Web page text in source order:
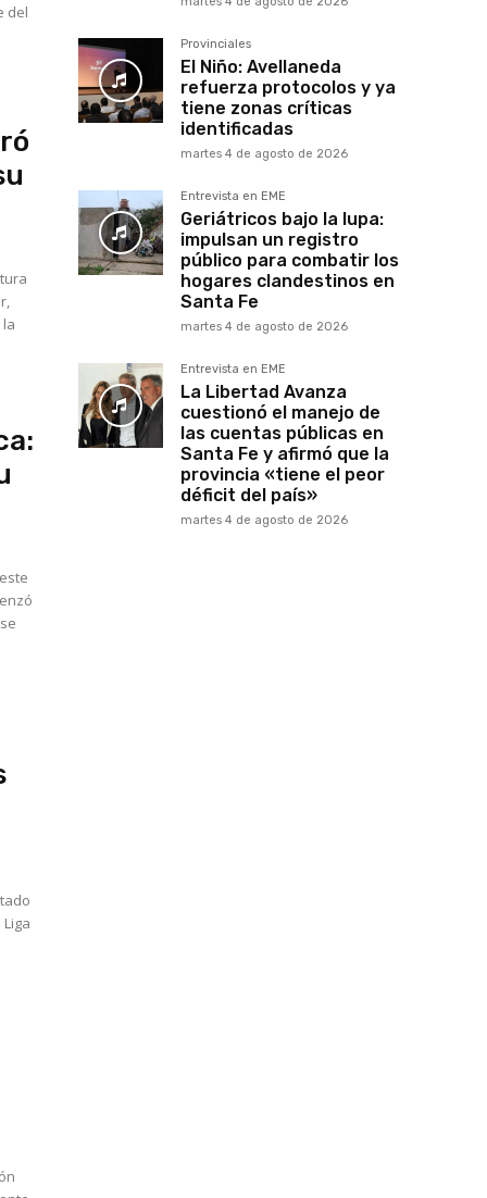
del
Provinciales
El Niño: Avellaneda
refuerza protocolos y ya
tiene zonas críticas
identificadas
martes 4 de agosto de 2026
Entrevista en EME
Geriátricos bajo la lupa:
impulsan un registro
público para combatir los
hogares clandestinos en
Santa Fe
martes 4 de agosto de 2026
Entrevista en EME
La Libertad Avanza
cuestionó el manejo de
las cuentas públicas en
Santa Fe y afirmó que la
provincia «tiene el peor
déficit del país»
martes 4 de agosto de 2026